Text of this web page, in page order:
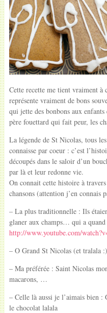
Cette recette me tient vraiment
représente vraiment de bons
qui jette des bonbons aux
père fouettard qui fait peur, les
La légende de St Nicolas, tous
connaisse par coeur : c’est
découpés dans le saloir d’un
par là et leur redonne vie.
On connait cette histoire à
chansons (attention j’en connais
– La plus traditionnelle : Ils
glaner aux champs… qui a
http://www.youtube.com/
– O Grand St Nicolas (et tralala
– Ma préférée : Saint Nicolas
macarons, …
– Celle là aussi je l’aimais bien
le chocolat lalala